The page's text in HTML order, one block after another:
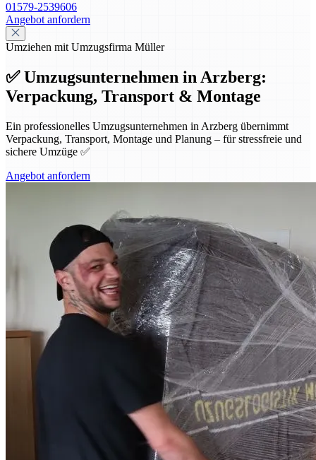
01579-2539606
Angebot anfordern
Umziehen mit Umzugsfirma Müller
✅ Umzugsunternehmen in Arzberg:
Verpackung, Transport & Montage
Ein professionelles Umzugsunternehmen in Arzberg übernimmt
Verpackung, Transport, Montage und Planung – für stressfreie und
sichere Umzüge ✅
Angebot anfordern